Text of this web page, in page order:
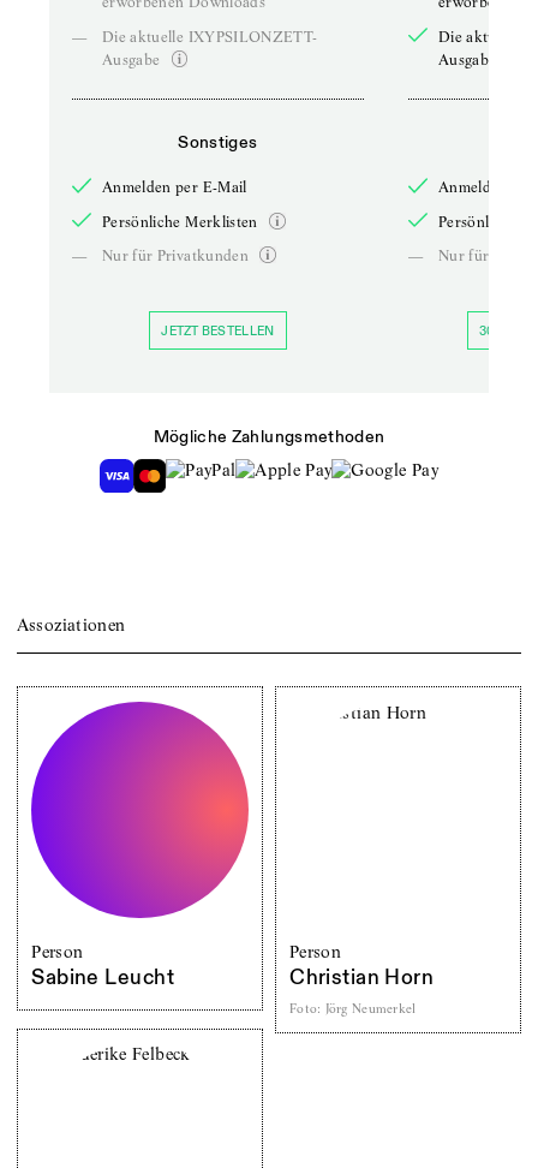
—
Die aktuelle IXYPSILONZETT-
Ausgabe
Sonstiges
Anmelden per E-Mail
Persönliche Merklisten
—
Nur für Privatkunden
JETZT BESTELLEN
Die aktuelle
Ausgabe
Anmelden
Persönliche
—
Nur für
30 TAGE
Mögliche Zahlungsmethoden
Assoziationen
Person
Sabine Leucht
Person
Christian Horn
Foto: Jörg Neumerkel